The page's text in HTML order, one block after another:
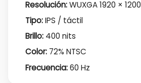
Resolución:WUXGA 1920 × 1200
Tipo:IPS / táctil
Brillo:400 nits
Color:72% NTSC
Frecuencia:60 Hz